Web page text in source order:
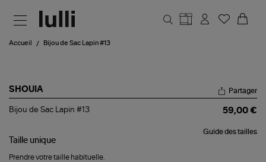
Accueil Bijou de Sac Lapin #13
SHOUIA
Bijou
Lapin
#13
Partager
Bijou de Sac Lapin #13 59,00 €
Guide des tailles
Taille unique
Prendre votre taille habituelle.